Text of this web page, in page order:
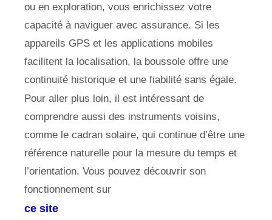
ou en exploration, vous enrichissez votre
capacité à naviguer avec assurance. Si les
appareils GPS et les applications mobiles
facilitent la localisation, la boussole offre une
continuité historique et une fiabilité sans égale.
Pour aller plus loin, il est intéressant de
comprendre aussi des instruments voisins,
comme le cadran solaire, qui continue d’être une
référence naturelle pour la mesure du temps et
l’orientation. Vous pouvez découvrir son
fonctionnement sur
ce site